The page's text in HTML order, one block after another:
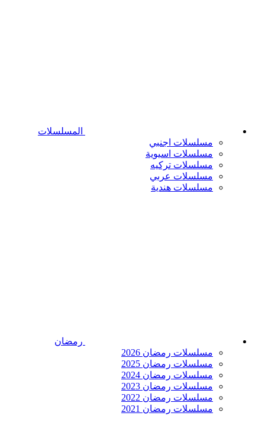
المسلسلات
مسلسلات اجنبي
مسلسلات اسيوية
مسلسلات تركيه
مسلسلات عربي
مسلسلات هندية
رمضان
مسلسلات رمضان 2026
مسلسلات رمضان 2025
مسلسلات رمضان 2024
مسلسلات رمضان 2023
مسلسلات رمضان 2022
مسلسلات رمضان 2021